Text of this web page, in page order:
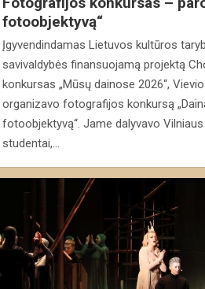
fotoobjektyvą“
Įgyvendindamas Lietuvos kultūros
savivaldybės finansuojamą projektą
konkursas „Mūsų dainose 2026“,
organizavo fotografijos konkursą
fotoobjektyvą“. Jame dalyvavo
studentai,…